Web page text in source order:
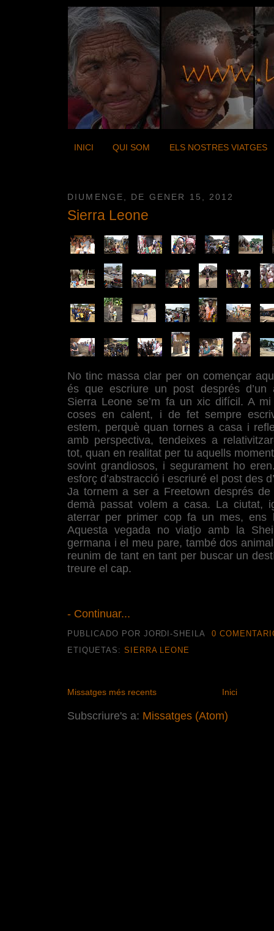
INICI QUI SOM ELS NOSTRES VIATGES
DIUMENGE, DE GENER 15, 2012
Sierra Leone
No tinc massa clar per on començar
és que escriure un post després d’un
Sierra Leone se’m fa un xic difícil. A mi
coses en calent, i de fet sempre
estem, perquè quan tornes a casa i
amb perspectiva, tendeixes a
tot, quan en realitat per tu aquells
sovint grandiosos, i segurament ho
esforç d’abstracció i escriuré el post des
Ja tornem a ser a Freetown després
demà passat volem a casa. La ciutat,
aterrar per primer cop fa un mes, ens
Aquesta vegada no viatjo amb la
germana i el meu pare, també dos
reunim de tant en tant per buscar un
treure el cap.
- Continuar...
PUBLICADO POR JORDI-SHEILA
0
ETIQUETAS: SIERRA LEONE
Missatges més recents Inici
Subscriure's a: Missatges (Atom)